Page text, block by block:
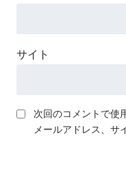
サイト
次回のコメントで使
メールアドレス、サ